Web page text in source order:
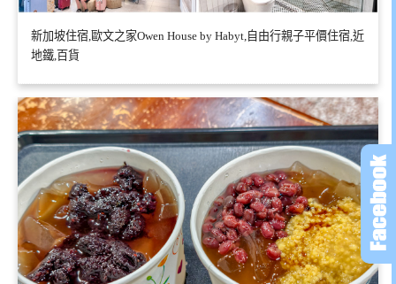
新加坡住宿,歐文之家Owen House by Habyt,自由行親子平價住宿,近
地鐵,百貨